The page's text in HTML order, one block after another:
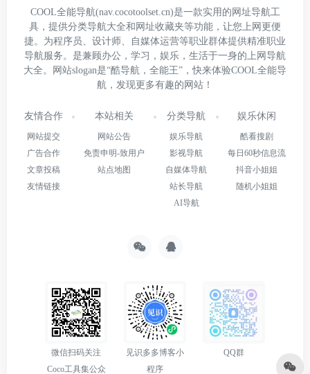
COOL全能导航(nav.cocotoolset.cn)是一款实用的网址导航工
具，提供分类导航大全和网址收藏夹等功能，让您上网更便
捷。为程序员、设计师、自媒体运营等职业群体提供精准职业
导航服务。是兼顾办公，学习，娱乐，生活于一身的上网导航
大全。网站slogan是“酷导航，全能王”，快来体验COOL全能导
航，发现更多有趣的网站！
友情合作
网站提交
广告合作
文章投稿
友情链接
本站相关
网站公告
免责申明-致用户
站点地图
分类导航
娱乐导航
影视导航
自媒体导航
站长导航
AI导航
娱乐休闲
酷看搜剧
每日60秒信息流
抖音小姐姐
随机小姐姐
微信扫码关注
Coco工具集公众
见识多多博客小
程序
QQ群